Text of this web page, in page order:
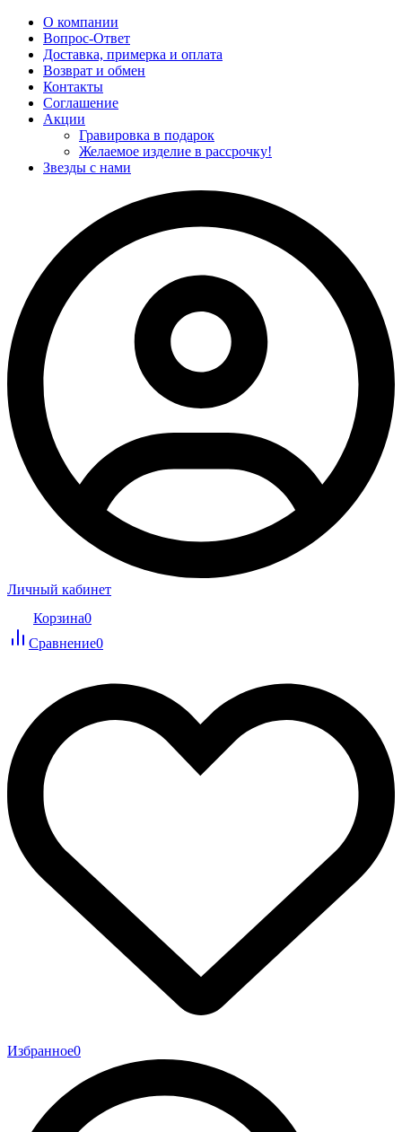
О компании
Вопрос-Ответ
Доставка, примерка и оплата
Возврат и обмен
Контакты
Соглашение
Акции
Гравировка в подарок
Желаемое изделие в рассрочку!
Звезды с нами
Личный кабинет
Корзина0
Сравнение0
Избранное0